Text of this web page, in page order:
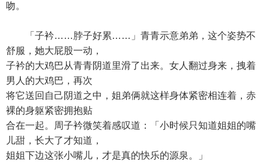
吻。
「子衿……脖子好累……」青青示意弟弟，这个姿势不
舒服，她大屁股一动，
子衿的大鸡巴从青青阴道里滑了出来。女人翻过身来，拽着
男人的大鸡巴，再次
将它送回自己阴道之中，姐弟俩就这样身体紧密相连着，赤
裸的身躯紧密拥抱贴
合在一起。周子衿微笑着感叹道：「小时候只知道姐姐的嘴
儿甜，长大了才知道，
姐姐下边这张小嘴儿，才是真的快乐的源泉。」